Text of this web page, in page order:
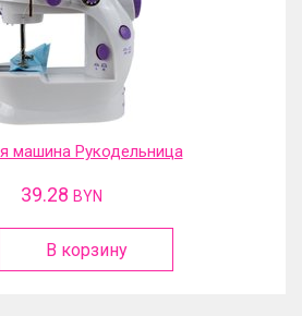
машина Рукодельница
39.28 BYN
В корзину